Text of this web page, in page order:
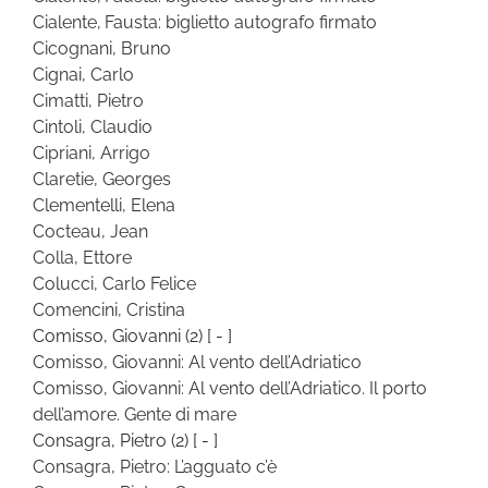
Cialente, Fausta: biglietto autografo firmato
Cicognani, Bruno
Cignai, Carlo
Cimatti, Pietro
Cintoli, Claudio
Cipriani, Arrigo
Claretie, Georges
Clementelli, Elena
Cocteau, Jean
Colla, Ettore
Colucci, Carlo Felice
Comencini, Cristina
Comisso, Giovanni (2) [ - ]
Comisso, Giovanni: Al vento dell’Adriatico
Comisso, Giovanni: Al vento dell’Adriatico. Il porto
dell’amore. Gente di mare
Consagra, Pietro (2) [ - ]
Consagra, Pietro: L’agguato c’è